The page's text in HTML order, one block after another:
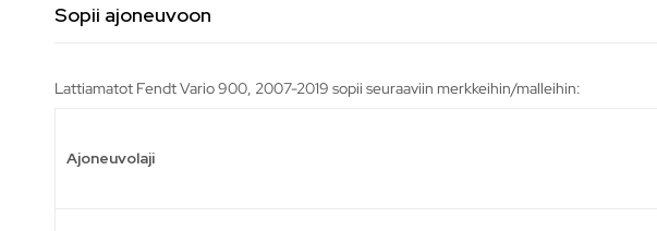
Sopii ajoneuvoon
Lattiamatot Fendt Vario 900, 2007-2019 sopii seuraaviin merkkeihin/malleihin:
Ajoneuvolaji